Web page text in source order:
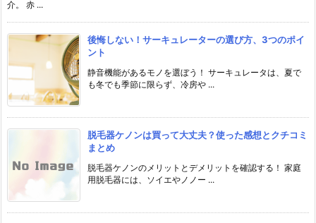
介。 赤 ...
後悔しない！サーキュレーターの選び方、3つのポイ
ント
静音機能があるモノを選ぼう！ サーキュレータは、夏で
も冬でも季節に限らず、冷房や ...
脱毛器ケノンは買って大丈夫？使った感想とクチコミ
まとめ
脱毛器ケノンのメリットとデメリットを確認する！ 家庭
用脱毛器には、ソイエやノノー ...